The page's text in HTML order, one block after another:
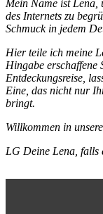
Mein Name ist Lena,
des Internets zu
Schmuck in jedem
Hier teile ich meine
Hingabe erschaffene
Entdeckungsreise,
Eine, das nicht nur
bringt.
Willkommen in
LG Deine Lena, falls